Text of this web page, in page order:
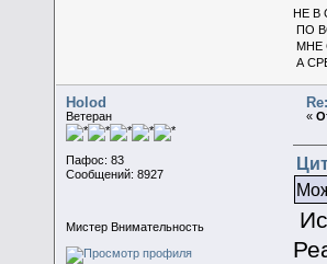
НЕ В
ПО
МНЕ
А
Holod
Ветеран
Пафос: 83
Сообщений: 8927
Мистер Внимательность
«